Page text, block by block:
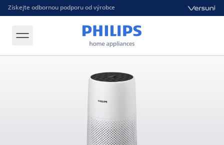
Získejte odbornou podporu od výrobce